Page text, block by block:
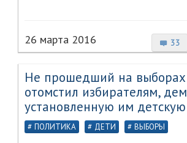
33
26 марта 2016
Не прошедший на выборах
отомстил избирателям,
установленную им
ПОЛИТИКА ДЕТИ ВЫБОРЫ